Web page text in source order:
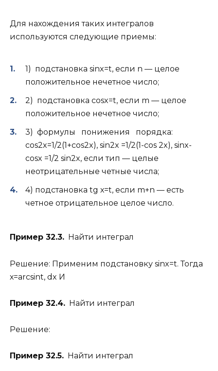
Для нахождения таких интегралов
используются следующие приемы:
1) подстановка sinx=t, если n — целое
положительное нечетное число;
2) подстановка cosx=t, если m — целое
положительное нечетное число;
3) формулы понижения порядка:
cos2x=1/2(1+cos2x), sin2x =1/2(1-cos 2x), sinx-
cosx =1/2 sin2x, если тип — целые
неотрицательные четные числа;
4) подстановка tg х=t, если m+n — есть
четное отрицательное целое число.
Пример 32.3. Найти интеграл
Решение: Применим подстановку sinx=t. Тогда
х=arcsint, dx И
Пример 32.4. Найти интеграл
Решение:
Пример 32.5. Найти интеграл